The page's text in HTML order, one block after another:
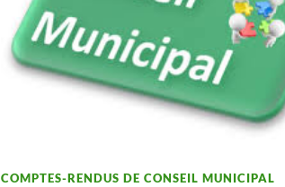
COMPTES-RENDUS DE CONSEIL MUNICIPAL